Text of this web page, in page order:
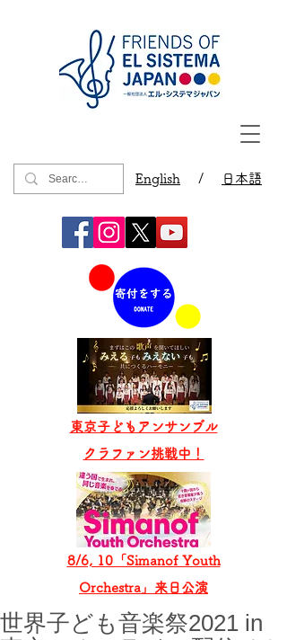
English / 日本語
8/6, 10「Simanof Youth
Orchestra」来日公演
東京子どもアンサンブル
​クラファン挑戦中！
世界子ども音楽祭2021 in